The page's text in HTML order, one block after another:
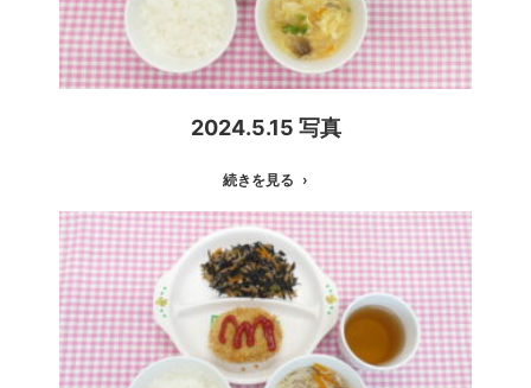
2024.5.15 写真
続きを見る